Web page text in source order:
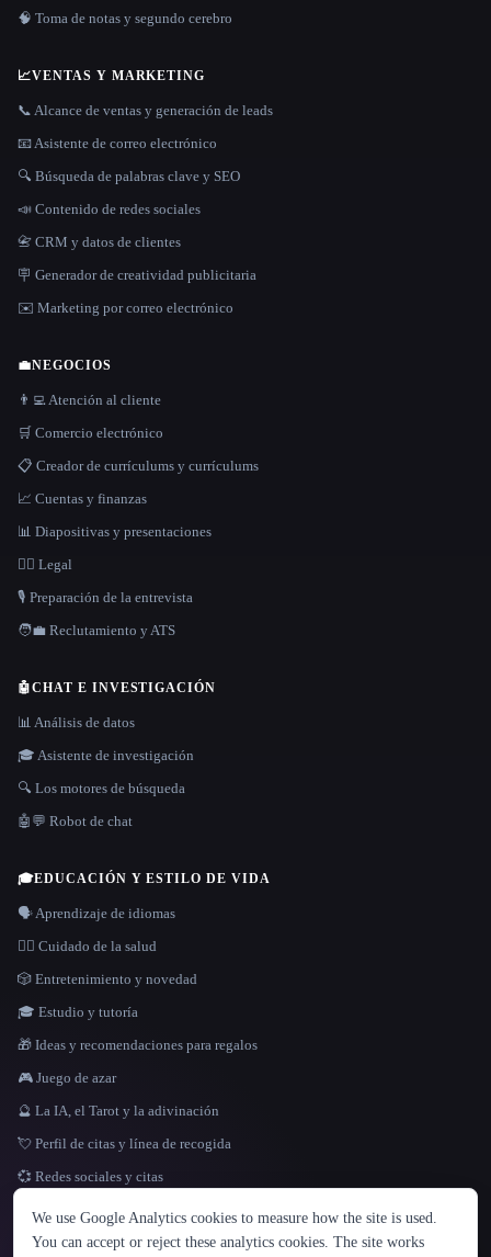
IDIOMA
English español Français Русский 简体中文
🧠 Toma de notas y segundo cerebro
📈VENTAS Y MARKETING
📞 Alcance de ventas y generación de leads
📧 Asistente de correo electrónico
🔍 Búsqueda de palabras clave y SEO
📣 Contenido de redes sociales
📇 CRM y datos de clientes
🪧 Generador de creatividad publicitaria
✉️ Marketing por correo electrónico
💼NEGOCIOS
👨‍💻 Atención al cliente
🛒 Comercio electrónico
📋 Creador de currículums y currículums
📈 Cuentas y finanzas
📊 Diapositivas y presentaciones
👩‍⚖️ Legal
🎙️ Preparación de la entrevista
🧑‍💼 Reclutamiento y ATS
🤖CHAT E INVESTIGACIÓN
📊 Análisis de datos
🎓 Asistente de investigación
🔍 Los motores de búsqueda
🤖💬 Robot de chat
🎓EDUCACIÓN Y ESTILO DE VIDA
🗣️ Aprendizaje de idiomas
👩‍⚕️ Cuidado de la salud
🎲 Entretenimiento y novedad
🎓 Estudio y tutoría
🎁 Ideas y recomendaciones para regalos
🎮 Juego de azar
🔮 La IA, el Tarot y la adivinación
💘 Perfil de citas y línea de recogida
💞 Redes sociales y citas
We use Google Analytics cookies to measure how the site is used.
You can accept or reject these analytics cookies. The site works